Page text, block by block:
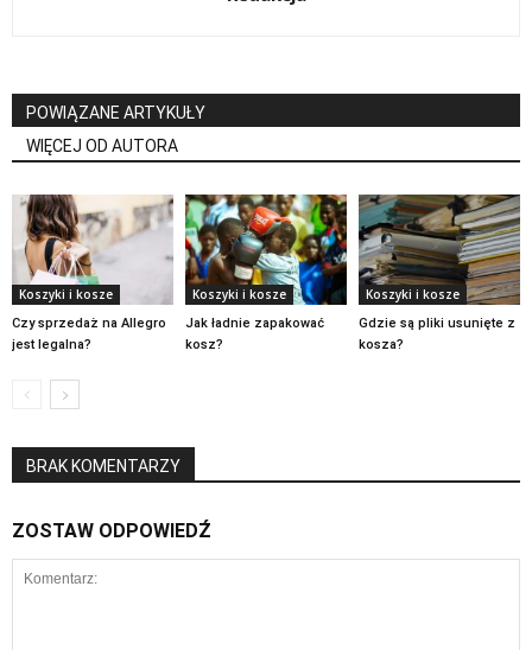
POWIĄZANE ARTYKUŁY
WIĘCEJ OD AUTORA
Koszyki i kosze
Czy sprzedaż na Allegro
jest legalna?
Koszyki i kosze
Jak ładnie zapakować
kosz?
Koszyki i kosze
Gdzie są pliki usunięte z
kosza?
BRAK KOMENTARZY
ZOSTAW ODPOWIEDŹ